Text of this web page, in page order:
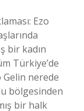
Ezo
bir kadın
Türkiye’de
nerede
bölgesinden
bir halk